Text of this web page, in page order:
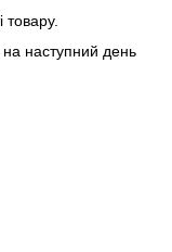
товару.
наступний день